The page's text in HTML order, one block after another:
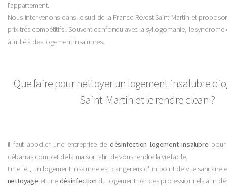
l'appartement.
Nous intervenons dans le sud de la France Revest-Saint-Martin et
prix très compétitifs ! Souvent confondu avec la syllogomanie, le
à lui lié à des logement insalubres.
Que faire pour nettoyer un logement insalubre
Saint-Martin et le rendre clean ?
Il faut appeller une entreprise de désinfection logement insalubre
débarras complet de la maison afin de vous rendre la vie facile.
En effet, un logement insalubre est dangereux d'un point de vue sanitaire
nettoyage et une désinfection du logement par des professionnels afin